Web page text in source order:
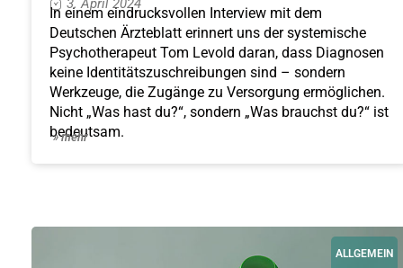
3. April 2024
In einem eindrucksvollen Interview mit dem
Deutschen Ärzteblatt erinnert uns der systemische
Psychotherapeut Tom Levold daran, dass Diagnosen
keine Identitätszuschreibungen sind – sondern
Werkzeuge, die Zugänge zu Versorgung ermöglichen.
Nicht „Was hast du?“, sondern „Was brauchst du?“ ist
bedeutsam.
» mehr
ALLGEMEIN